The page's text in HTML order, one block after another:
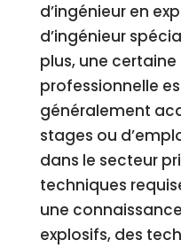
d’ingénieur en
d’ingénieur
plus, une
professionnelle
généralement
stages ou
dans le secteur
techniques
une
explosifs, des